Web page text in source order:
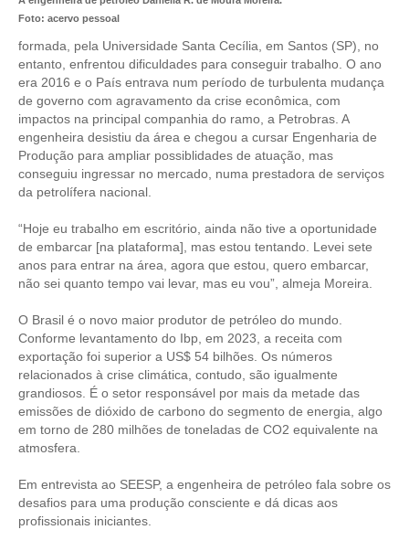
HOMOLOGAÇÕES
PISO SALARIAL
FIQUE POR DENTRO
OPORTUNIDADES
APRESENTAÇÃO
EMPREGO E ESTÁGIO
AUTÔNOMOS E SERVIÇOS
NEWSLETTER
GUIA DAS ENGENHARIAS
CONTATO
CURSOS
ENGENHEIRO EMPREENDEDOR
Foto: acervo pessoal
formada, pela Universidade Santa Cecília, em Santos (SP), no
entanto, enfrentou dificuldades para conseguir trabalho. O ano
era 2016 e o País entrava num período de turbulenta mudança
de governo com agravamento da crise econômica, com
impactos na principal companhia do ramo, a Petrobras. A
engenheira desistiu da área e chegou a cursar Engenharia de
Produção para ampliar possiblidades de atuação, mas
conseguiu ingressar no mercado, numa prestadora de serviços
da petrolífera nacional.
“Hoje eu trabalho em escritório, ainda não tive a oportunidade
de embarcar [na plataforma], mas estou tentando. Levei sete
anos para entrar na área, agora que estou, quero embarcar,
não sei quanto tempo vai levar, mas eu vou”, almeja Moreira.
O Brasil é o novo maior produtor de petróleo do mundo.
Conforme levantamento do Ibp, em 2023, a receita com
exportação foi superior a US$ 54 bilhões. Os números
relacionados à crise climática, contudo, são igualmente
grandiosos. É o setor responsável por mais da metade das
emissões de dióxido de carbono do segmento de energia, algo
em torno de 280 milhões de toneladas de CO2 equivalente na
atmosfera.
Em entrevista ao SEESP, a engenheira de petróleo fala sobre os
desafios para uma produção consciente e dá dicas aos
profissionais iniciantes.